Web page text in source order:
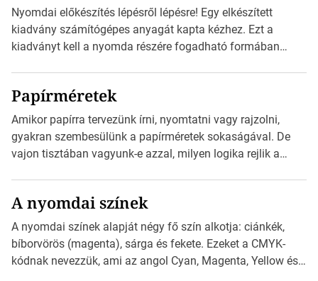
alkalmazást, ami leolvasni és dekódolni képes az URL-
információt és átirányítja a telefon böngészőjét a cég
weblapjára. A QR-kód beolvasása után a felhasználó
Nyomdai előkészítés lépésről lépésre! Egy elkészített
kiadvány számítógépes anyagát kapta kézhez. Ezt a
kiadványt kell a nyomda részére fogadható formában
Illustratorban készült vektorgrafika. *Hirdetés Minden
esetben konzultáljunk a nyomdával, mielőtt elkezdjük a
nyomdai előkészítést!Nehogy az elkészült munka után
derüljön ki, hogy valamit másképp kellett volna csinálni! […]
Papírméretek
Amikor papírra tervezünk írni, nyomtatni vagy rajzolni,
gyakran szembesülünk a papírméretek sokaságával. De
vajon tisztában vagyunk-e azzal, milyen logika rejlik a
*Hirdetés Ebben a cikkben a papírméretek izgalmas
világába kalauzolunk el téged, hogy jobban megértsd,
milyen szempontok alapján érdemes választanod a
jövőben. Bevezetés a papírméretek világába A […]
A nyomdai színek
A nyomdai színek alapját négy fő szín alkotja: ciánkék,
bíborvörös (magenta), sárga és fekete. Ezeket a CMYK-
kódnak nevezzük, ami az angol Cyan, Magenta, Yellow és